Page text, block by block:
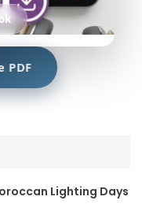
PDF
Lighting Days